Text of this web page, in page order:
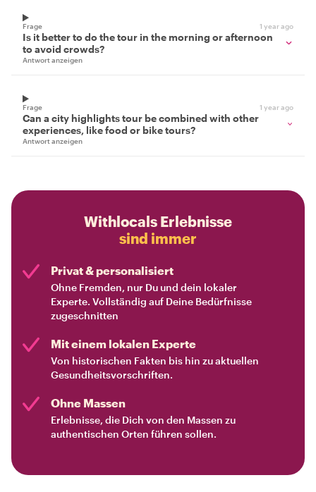
Frage 1 year ago
Is it better to do the tour in the morning or afternoon
to avoid crowds?
Antwort anzeigen
Frage 1 year ago
Can a city highlights tour be combined with other
experiences, like food or bike tours?
Antwort anzeigen
Withlocals Erlebnisse
sind immer
Privat & personalisiert
Ohne Fremden, nur Du und dein lokaler
Experte. Vollständig auf Deine Bedürfnisse
zugeschnitten
Mit einem lokalen Experte
Von historischen Fakten bis hin zu aktuellen
Gesundheitsvorschriften.
Ohne Massen
Erlebnisse, die Dich von den Massen zu
authentischen Orten führen sollen.